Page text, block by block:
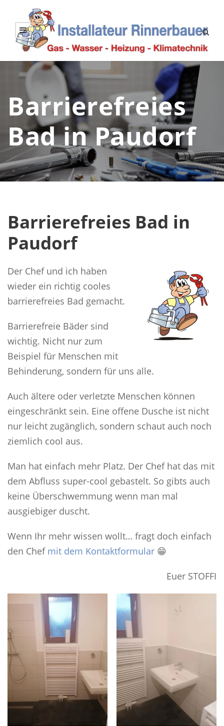
Barrierefreies
Bad in Paudorf
Barrierefreies Bad in
Paudorf
Der Chef und ich haben
wieder ein richtig cooles
barrierefreies Bad gemacht.
Barrierefreie Bäder sind
wichtig. Nicht nur zum
Beispiel für Menschen mit
Behinderung, sondern für uns alle.
Auch ältere oder verletzte Menschen können
eingeschränkt sein. Eine offene Dusche ist nicht
nur leicht zugänglich, sondern schaut auch noch
ziemlich cool aus.
Man hat einfach mehr Platz. Der Chef hat das mit
dem Abfluss super-cool gebastelt. So gibts auch
keine Überschwemmung wenn man mal
ausgiebiger duscht.
Wenn Ihr mehr wissen wollt… fragt doch einfach
den Chef mit dem Kontaktformular 😁
Euer STOFFI